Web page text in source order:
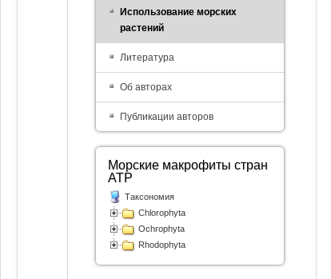
Использование морских
растений
Литература
Об авторах
Публикации авторов
Морские макрофиты стран
АТР
Таксономия
Chlorophyta
Ochrophyta
Rhodophyta